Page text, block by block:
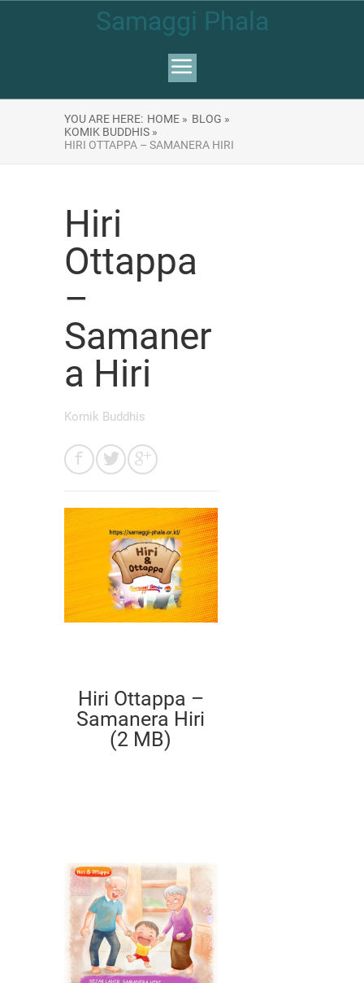
Samaggi Phala
YOU ARE HERE: HOME » BLOG »
KOMIK BUDDHIS »
HIRI OTTAPPA – SAMANERA HIRI
Hiri
Ottappa
–
Samaner
a Hiri
Komik Buddhis
Hiri Ottappa –
Samanera Hiri
(2 MB)